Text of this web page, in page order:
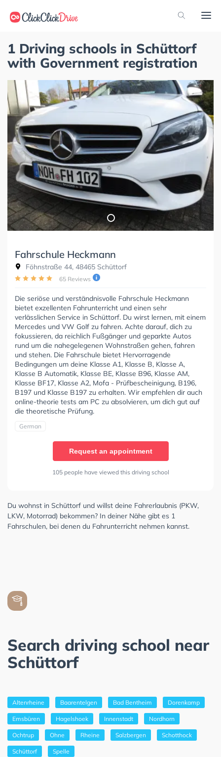
1 Driving schools in Schüttorf
with Government registration
Fahrschule Heckmann
Föhnstraße 44, 48465 Schüttorf
65 Reviews
Die seriöse und verständnisvolle Fahrschule Heckmann
bietet exzellenten Fahrunterricht und einen sehr
verlässlichen Service in Schüttorf. Du wirst lernen, mit einem
Mercedes und VW Golf zu fahren. Achte darauf, dich zu
fokussieren, da reichlich Fußgänger und geparkte Autos
rund um die nahegelegenen Wohnstraßen gehen, fahren
und stehen. Die Fahrschule bietet Hervorragende
Bedingungen um deine Klasse A1, Klasse B, Klasse A,
Klasse B Automatik, Klasse BE, Klasse B96, Klasse AM,
Klasse BF17, Klasse A2, Mofa - Prüfbescheinigung, B196,
B197 und Klasse B197 zu erhalten. Wir empfehlen dir auch
online-theorie tests am PC zu absolvieren, um dich gut auf
die theoretische Prüfung.
German
Request an appointment
105 people have viewed this driving school
Du wohnst in Schüttorf und willst deine Fahrerlaubnis (PKW,
LKW, Motorrad) bekommen? In deiner Nähe gibt es 1
Fahrschulen, bei denen du Fahrunterricht nehmen kannst.
Search driving school near
Schüttorf
Altenrheine Baarentelgen Bad Bentheim Dorenkamp
Emsbüren Hagelshoek Innenstadt Nordhorn
Ochtrup Ohne Rheine Salzbergen Schotthock
Schüttorf Spelle